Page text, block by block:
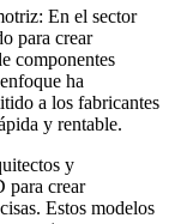
En el sector
para crear
componentes
ha
a los fabricantes
y rentable.
y
para crear
Estos modelos